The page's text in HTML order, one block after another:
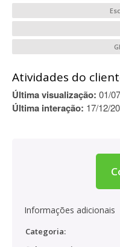
Atividades do
Última visualização: 01/
Última interação: 17/12/
Informações adicionais
Categoria: